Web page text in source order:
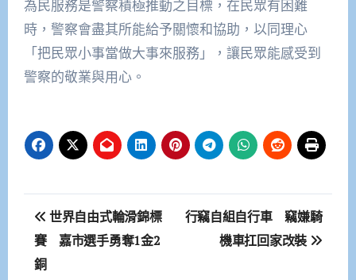
為民服務是警察積極推動之目標，在民眾有困難
時，警察會盡其所能給予關懷和協助，以同理心
「把民眾小事當做大事來服務」，讓民眾能感受到
警察的敬業與用心。
文
章
導
世界自由式輪滑錦標
賽 嘉市選手勇奪1金2
銅
行竊自組自行車 竊嫌騎
機車扛回家改裝